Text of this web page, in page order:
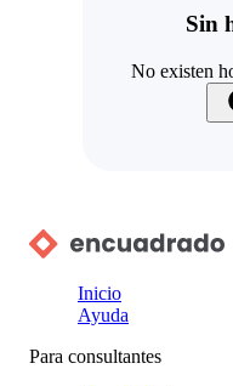
Sin
No existen
Inicio
Ayuda
Para consultantes